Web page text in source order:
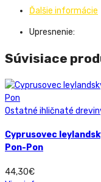
Ďalšie informácie
Upresnenie:
Súvisiace
Ostatné ihličnaté
Cyprusovec
Pon-Pon
44,30€